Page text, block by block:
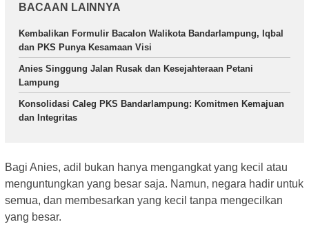
BACAAN LAINNYA
Kembalikan Formulir Bacalon Walikota Bandarlampung, Iqbal
dan PKS Punya Kesamaan Visi
Anies Singgung Jalan Rusak dan Kesejahteraan Petani
Lampung
Konsolidasi Caleg PKS Bandarlampung: Komitmen Kemajuan
dan Integritas
Bagi Anies, adil bukan hanya mengangkat yang kecil atau
menguntungkan yang besar saja. Namun, negara hadir untuk
semua, dan membesarkan yang kecil tanpa mengecilkan
yang besar.